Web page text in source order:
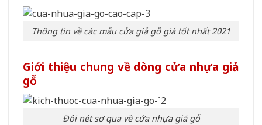
Thông tin về các mẫu cửa giả gỗ giá tốt nhất 2021
Giới thiệu chung về dòng cửa nhựa giả
gỗ
Đôi nét sơ qua về cửa nhựa giả gỗ